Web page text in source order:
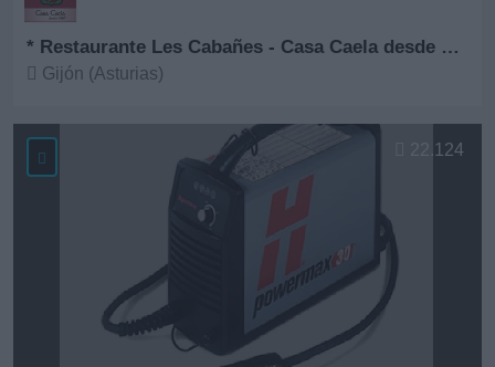
* Restaurante Les Cabañes - Casa Caela desde 1967
Gijón (Asturias)
22.124